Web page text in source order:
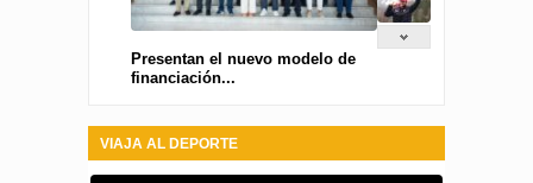
Presentan el nuevo modelo de
financiación...
VIAJA AL DEPORTE